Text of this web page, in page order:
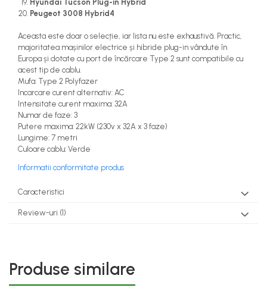
Hyundai Tucson Plug-in Hybrid
Peugeot 3008 Hybrid4
Aceasta este doar o selecție, iar lista nu este exhaustivă. Practic,
majoritatea mașinilor electrice și hibride plug-in vândute în
Europa și dotate cu port de încărcare Type 2 sunt compatibile cu
acest tip de cablu.
Mufa: Type 2 Polyfazer
Incarcare curent alternativ: AC
Intensitate curent maxima: 32A
Numar de faze: 3
Putere maxima: 22kW (230v x 32A x 3 faze)
Lungime: 7 metri
Culoare cablu: Verde
Informatii conformitate produs
Caracteristici
Review-uri (1)
Produse similare